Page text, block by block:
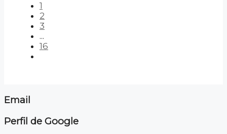
1
2
3
...
16
Email
Perfil de Google